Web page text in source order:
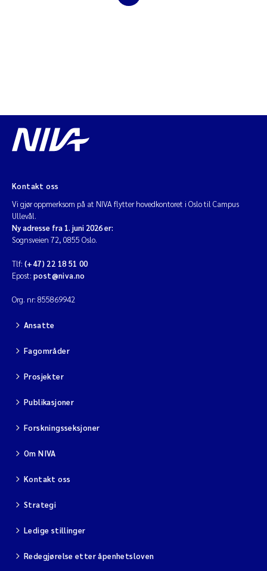
Rita Næss
Øyvind Tangen Ødegaard
Solrun Figenschau Skjellum
Marijana Stenrud Brkljacic
Ailbhe Lisette Macken
Anders Ruus
Diya Chakravorty
Leah Amber Jackson-Blake
Anders Gjørwad Hagen
Saskia Trubbach
Andreas Ballot
Kontakt oss
Vi gjør oppmerksom på at NIVA flytter hovedkontoret i Oslo til Campus
Ullevål.
Ny adresse fra 1. juni 2026 er:
Sognsveien 72, 0855 Oslo.
Tlf: (+47) 22 18 51 00
Epost: post@niva.no
Org. nr: 855869942
Ansatte
Fagområder
Prosjekter
Publikasjoner
Forskningsseksjoner
Om NIVA
Kontakt oss
Strategi
Ledige stillinger
Redegjørelse etter åpenhetsloven